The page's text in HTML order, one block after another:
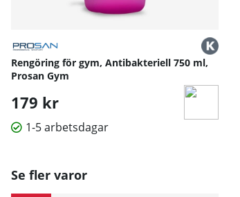
Rengöring för gym, Antibakteriell 750 ml,
Prosan Gym
179 kr
1-5 arbetsdagar
Se fler varor